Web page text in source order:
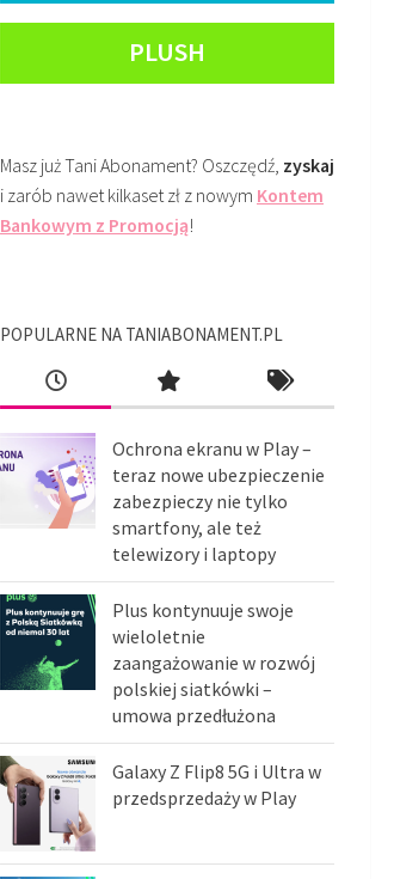
PLUSH
Masz już Tani Abonament? Oszczędź, zyskaj
i zarób nawet kilkaset zł z nowym Kontem
Bankowym z Promocją!
POPULARNE NA TANIABONAMENT.PL
Ochrona ekranu w Play –
teraz nowe ubezpieczenie
zabezpieczy nie tylko
smartfony, ale też
telewizory i laptopy
Plus kontynuuje swoje
wieloletnie
zaangażowanie w rozwój
polskiej siatkówki –
umowa przedłużona
Galaxy Z Flip8 5G i Ultra w
przedsprzedaży w Play